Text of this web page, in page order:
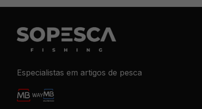
Especialistas em artigos de pesca